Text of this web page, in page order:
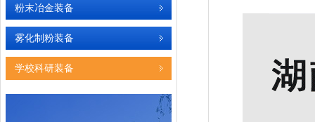
粉末冶金装备
雾化制粉装备
学校科研装备